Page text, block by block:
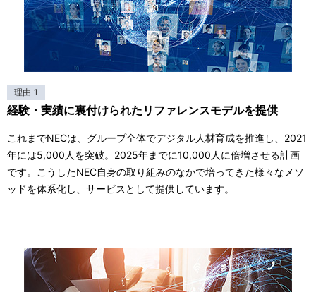
理由 1
経験・実績に裏付けられたリファレンスモデルを提供
これまでNECは、グループ全体でデジタル人材育成を推進し、2021
年には5,000人を突破。2025年までに10,000人に倍増させる計画
です。こうしたNEC自身の取り組みのなかで培ってきた様々なメソ
ッドを体系化し、サービスとして提供しています。